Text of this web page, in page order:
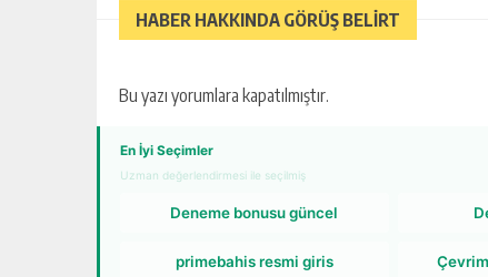
HABER HAKKINDA GÖRÜŞ BELİRT
Bu yazı yorumlara kapatılmıştır.
En İyi Seçimler
Uzman değerlendirmesi ile seçilmiş
Deneme bonusu güncel
primebahis resmi giris
POPÜLER GALERİLER
BAŞKANLIĞINDA